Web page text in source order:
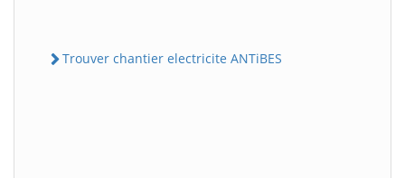
Trouver chantier electricite ANTiBES